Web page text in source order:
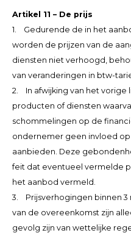
Artikel 11 – De prijs
1. Gedurende de in het
worden de prijzen van de
diensten niet verhoogd,
van veranderingen in btw-
2. In afwijking van het vorige
producten of diensten
schommelingen op de
ondernemer geen invloed
aanbieden. Deze
feit dat eventueel vermelde
het aanbod vermeld.
3. Prijsverhogingen binnen
van de overeenkomst zijn
gevolg zijn van wettelijke